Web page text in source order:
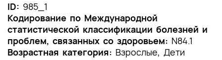
1. Краткая информация по заболеванию или
состоянию (группы заболеваний или
состояний)
ID: 985_1
Кодирование по Международной
статистической классификации болезней и
проблем, связанных со здоровьем: N84.1
Возрастная категория: Взрослые, Дети